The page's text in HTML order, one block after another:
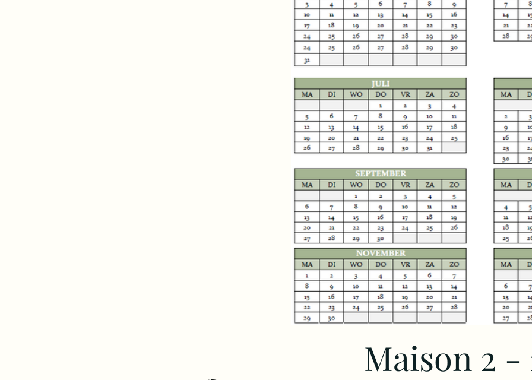
Maison 2 -